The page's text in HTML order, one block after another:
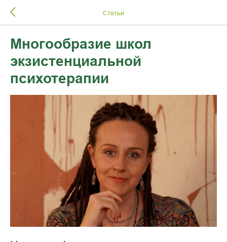
Статьи
Многообразие школ
экзистенциальной
психотерапии